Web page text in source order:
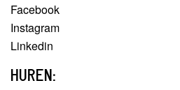
Facebook
Instagram
Linkedin
HUREN: